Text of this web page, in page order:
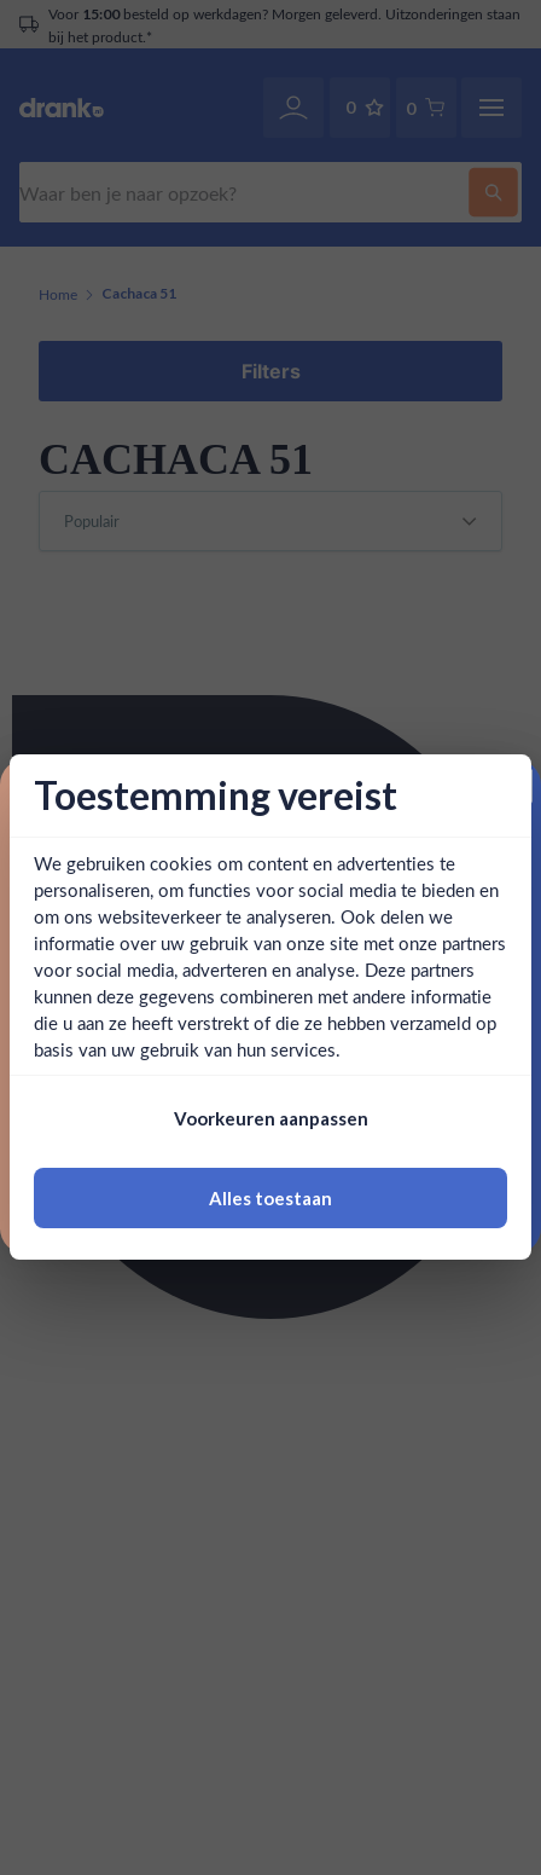
Voor 15:00besteld op werkdagen? Morgen geleverd. Uitzonderingen staan
bij het product.*
0 0
Ben jij 18 jaar of ouder?
Ja Nee
18 jaar of ouder zijn
Home Cachaca 51
Filters
CACHACA 51
Toestemming vereist
We gebruiken cookies om content en advertenties te
personaliseren, om functies voor social media te bieden en
om ons websiteverkeer te analyseren. Ook delen we
informatie over uw gebruik van onze site met onze partners
voor social media, adverteren en analyse. Deze partners
kunnen deze gegevens combineren met andere informatie
die u aan ze heeft verstrekt of die ze hebben verzameld op
basis van uw gebruik van hun services.
Voorkeuren aanpassen
Alles toestaan
Proost op je eerste korting!
Schrijf je in en ontvang direct 5% korting op je eerste
bestelling.
Email
Claim mijn korting